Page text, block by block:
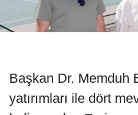
Başkan Dr. Memduh
yatırımları ile dört